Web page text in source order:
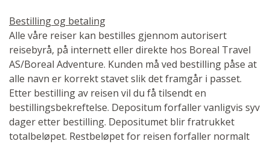
Bestilling og betaling
Alle våre reiser kan bestilles gjennom autorisert
reisebyrå, på internett eller direkte hos Boreal Travel
AS/Boreal Adventure. Kunden må ved bestilling påse at
alle navn er korrekt stavet slik det framgår i passet.
Etter bestilling av reisen vil du få tilsendt en
bestillingsbekreftelse. Depositum forfaller vanligvis syv
dager etter bestilling. Depositumet blir fratrukket
totalbeløpet. Restbeløpet for reisen forfaller normalt